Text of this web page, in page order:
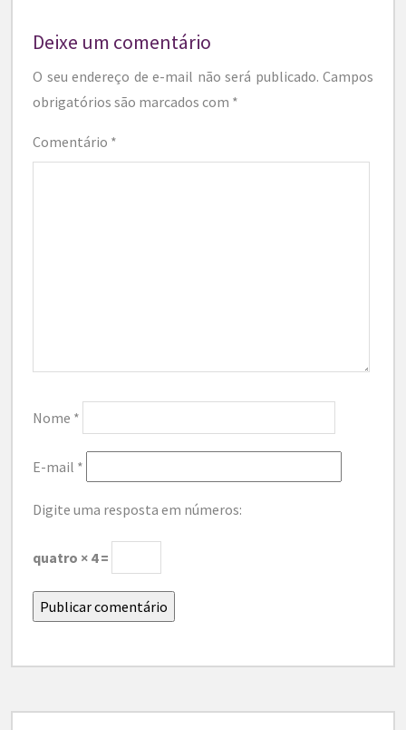
Deixe um comentário
O seu endereço de e-mail não será publicado. Campos
obrigatórios são marcados com *
Comentário *
Nome *
E-mail *
Digite uma resposta em números:
quatro × 4 =